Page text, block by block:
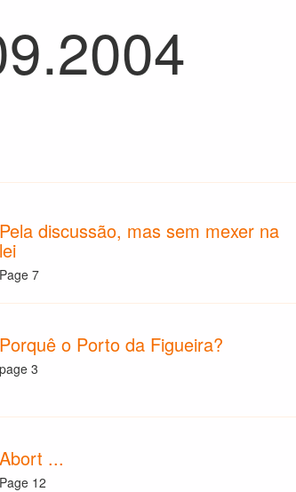
Pela discussão, mas sem mexer na
lei
Page 7
Porquê o Porto da Figueira?
page 3
Abort ...
Page 12